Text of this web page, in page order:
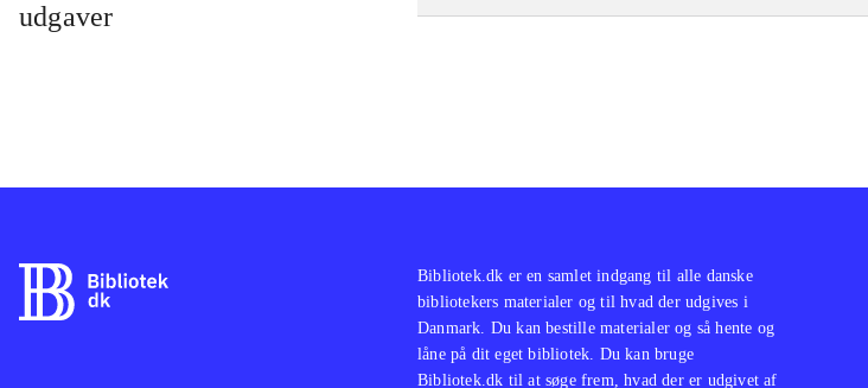
udgaver
Bibliotek.dk er en samlet indgang til alle danske
bibliotekers materialer og til hvad der udgives i
Danmark. Du kan bestille materialer og så hente og
låne på dit eget bibliotek. Du kan bruge
Bibliotek.dk til at søge frem, hvad der er udgivet af